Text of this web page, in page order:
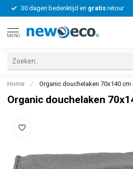
30 dagen bedenktijd en gratis retour
MENU
Home / Organic douchelaken 70x140
Organic douchelaken